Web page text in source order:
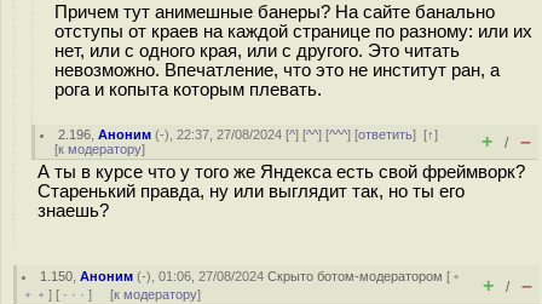
Причем тут анимешные банеры? На сайте банально
отступы от краев на каждой странице по разному: или их
нет, или с одного края, или с другого. Это читать
невозможно. Впечатление, что это не институт ран, а
рога и копыта которым плевать.
2.196 ,Аноним (-), 22:37, 27/08/2024 [^] [^^] [^^^] [ответить][↑]
[к модератору] + / –
А ты в курсе что у того же Яндекса есть свой фреймворк?
Старенький правда, ну или выглядит так, но ты его
знаешь?
1.150 ,Аноним (-), 01:06, 27/08/2024Скрыто ботом-модератором [ ﹢
﹢﹢ ] [ · · · ] [к модератору] + / –